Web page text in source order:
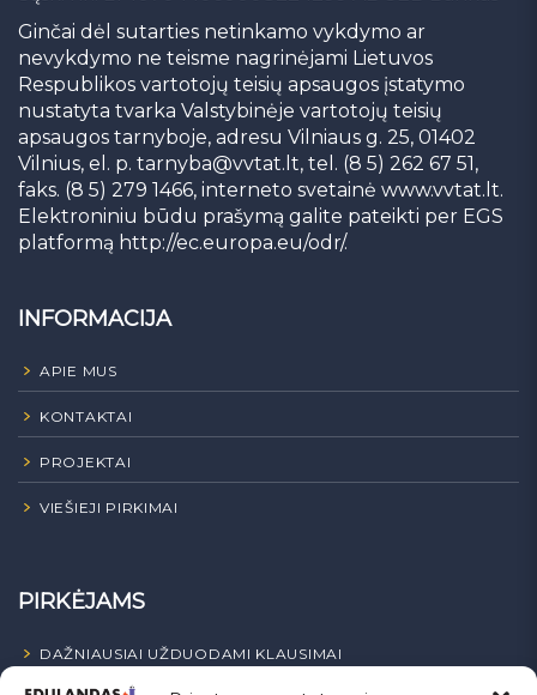
Ginčai dėl sutarties netinkamo vykdymo ar
nevykdymo ne teisme nagrinėjami Lietuvos
Respublikos vartotojų teisių apsaugos įstatymo
nustatyta tvarka Valstybinėje vartotojų teisių
apsaugos tarnyboje, adresu Vilniaus g. 25, 01402
Vilnius, el. p. tarnyba@vvtat.lt, tel. (8 5) 262 67 51,
faks. (8 5) 279 1466, interneto svetainė www.vvtat.lt.
Elektroniniu būdu prašymą galite pateikti per EGS
platformą http://ec.europa.eu/odr/.
INFORMACIJA
APIE MUS
KONTAKTAI
PROJEKTAI
VIEŠIEJI PIRKIMAI
PIRKĖJAMS
DAŽNIAUSIAI UŽDUODAMI KLAUSIMAI